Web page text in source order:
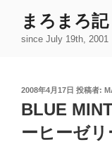
まろまろ記
since July 19th, 2001
投
稿
日:
2008年4月17日 投稿者:
BLUE
ーヒーゼリ